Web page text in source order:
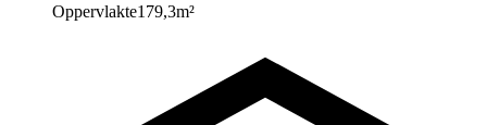
Oppervlakte179,3m²